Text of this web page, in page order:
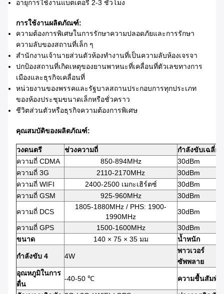
อายุการใช้งานแบตเตอรี่ 2-3 ชั่วโมง
การใช้งานผลิตภัณฑ์:
ความต้องการพิเศษในการรักษาความปลอดภัยและการรักษา
ความลับของสถานที่เล็ก ๆ
สำนักงานเจ้านายส่วนตัวห้องทำงานที่เป็นความลับห้องเจรจา
ปกป้องสถานที่เกิดเหตุของยานพาหนะที่เคลื่อนที่ตัวเลขทางการ
เมืองและธุรกิจเคลื่อนที่
หน่วยงานของพรรคและรัฐบาลสถานประกอบการทุกประเภท
ของห้องประชุมขนาดเล็กหรือชั่วคราว
ชีวิตส่วนตัวหรือธุรกิจความต้องการพิเศษ
คุณสมบัติของผลิตภัณฑ์:
วงดนตรี ช่วงความถี่
กำลังขับเฉลี่ย
ความถี่ CDMA
850-894MHz
30dBm
ความถี่ 3G
2110-2170MHz
30dBm
ความถี่ WIFI
2400-2500 เมกะเฮิร์ตซ์
30dBm
ความถี่ GSM
925-960MHz
30dBm
ความถี่ DCS
1805-1880MHz / PHS: 1900-
1990MHz
30dBm
ความถี่ GPS
1500-1600MHz
30dBm
ขนาด
140 × 75 × 35 มม น้ำหนัก
กำลังขับ 4 4W
พาวเวอร์
ซัพพลาย
อุณหภูมิในการ
ตื่น
-40-50 ℃ ความชื้นสัมพัท